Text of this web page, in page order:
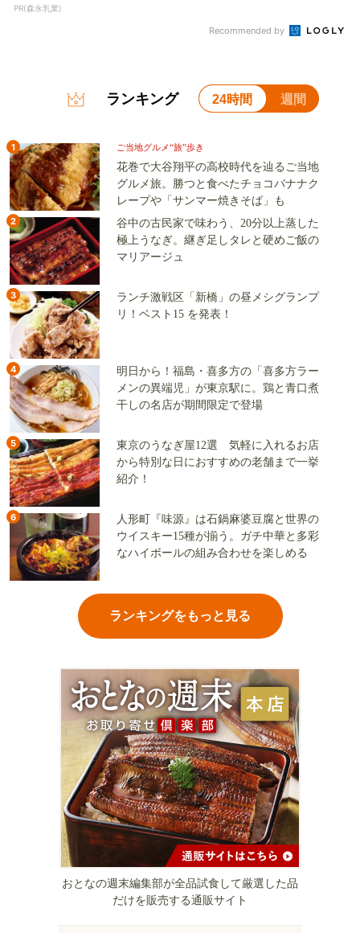
PR(森永乳業)
Recommended by
ランキング 24時間 週間
1 ご当地グルメ“旅”歩き
花巻で大谷翔平の高校時代を辿るご当地
グルメ旅。勝つと食べたチョコバナナク
レープや「サンマー焼きそば」も
2
谷中の古民家で味わう、20分以上蒸した
極上うなぎ。継ぎ足しタレと硬めご飯の
マリアージュ
3
ランチ激戦区「新橋」の昼メシグランプ
リ！ベスト15 を発表！
4
明日から！福島・喜多方の「喜多方ラー
メンの異端児」が東京駅に。鶏と青口煮
干しの名店が期間限定で登場
5
東京のうなぎ屋12選 気軽に入れるお店
から特別な日におすすめの老舗まで一挙
紹介！
6
人形町『味源』は石鍋麻婆豆腐と世界の
ウイスキー15種が揃う。ガチ中華と多彩
なハイボールの組み合わせを楽しめる
ランキングをもっと見る
おとなの週末編集部が全品試食して厳選した品
だけを販売する通販サイト